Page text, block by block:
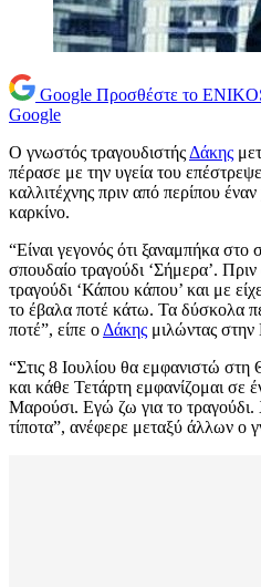
Google Προσθέστε το
Google
Ο γνωστός τραγουδιστής Δάκης
πέρασε με την υγεία του
καλλιτέχνης πριν από περίπου
καρκίνο.
“Είναι γεγονός ότι ξαναμπήκα
σπουδαίο τραγούδι ‘Σήμερα’.
τραγούδι ‘Κάπου κάπου’ και με
το έβαλα ποτέ κάτω. Τα δύσκολα
ποτέ”, είπε ο Δάκης μιλώντας στην
“Στις 8 Ιουλίου θα εμφανιστώ
και κάθε Τετάρτη εμφανίζομαι
Μαρούσι. Εγώ ζω για το τραγούδι.
τίποτα”, ανέφερε μεταξύ άλλων ο